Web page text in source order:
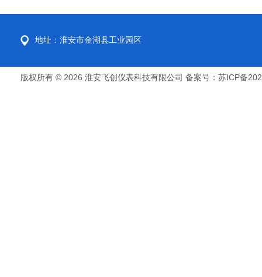
地址：淮安市金湖县工业园区
版权所有 © 2026 淮安飞创仪表科技有限公司 备案号：苏ICP备